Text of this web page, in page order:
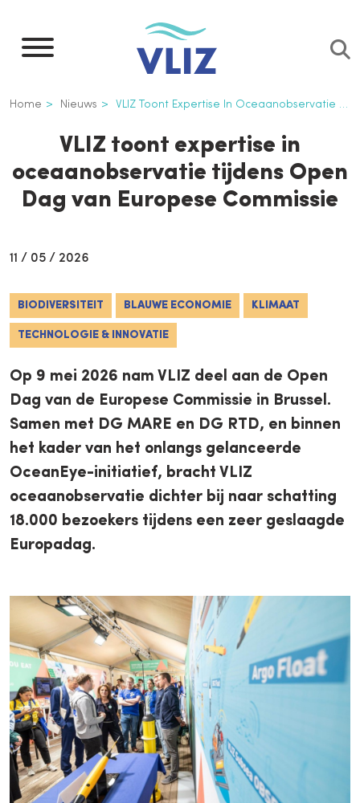
naar
inhoud
Kruimelpad
Home Nieuws VLIZ Toont Expertise In Oceaanobservatie Tijdens Open Dag Van Europese Commissie
VLIZ toont expertise in
oceaanobservatie tijdens Open
Dag van Europese Commissie
11 / 05 / 2026
BIODIVERSITEIT BLAUWE ECONOMIE KLIMAAT
TECHNOLOGIE & INNOVATIE
Op 9 mei 2026 nam VLIZ deel aan de Open
Dag van de Europese Commissie in Brussel.
Samen met DG MARE en DG RTD, en binnen
het kader van het onlangs gelanceerde
OceanEye-initiatief, bracht VLIZ
oceaanobservatie dichter bij naar schatting
18.000 bezoekers tijdens een zeer geslaagde
Europadag.